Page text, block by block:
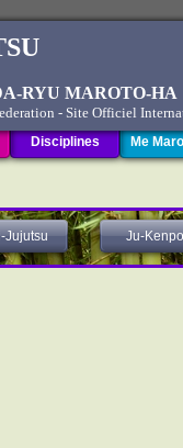
RYU MAROTO-HA
Ju-Kenpo
Jujutsu
- Site Officiel
Disciplines Me